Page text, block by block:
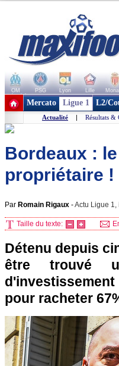
OM PSG Lyon Lille
+ de clubs
Mercato Ligue 1 L2/
Actualité | Résultats &
Bordeaux :
propriétaire !
Par Romain Rigaux -Actu Ligue 1,
Taille du texte:
Détenu depuis
être trouvé
pour racheter